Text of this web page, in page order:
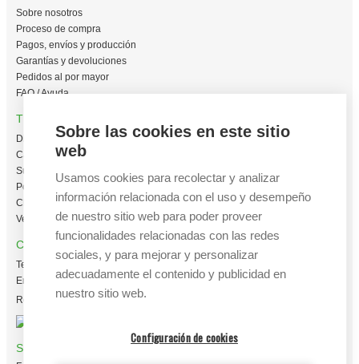
Sobre las cookies en este sitio
web
Usamos cookies para recolectar y analizar
información relacionada con el uso y desempeño
de nuestro sitio web para poder proveer
funcionalidades relacionadas con las redes
sociales, y para mejorar y personalizar
adecuadamente el contenido y publicidad en
nuestro sitio web.
Configuración de cookies
Sobre nosotros
Proceso de compra
Pagos, envíos y producción
Garantías y devoluciones
Pedidos al por mayor
FAQ / Ayuda
TIENDA ONLINE
Diseña en línea ahora
Camisetas personalizadas
Sudaderas personalizadas
Polos personalizados
Chaquetas Softshell
Ver todas las categorías
CONTACTO
Tel:
+34 665 617 305
Email:
info@creacamisetas.es
Registro y cupones descuento
SÍGUENOS